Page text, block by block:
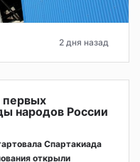
2 дня назад
первых
народов России
Спартакиада
открыли